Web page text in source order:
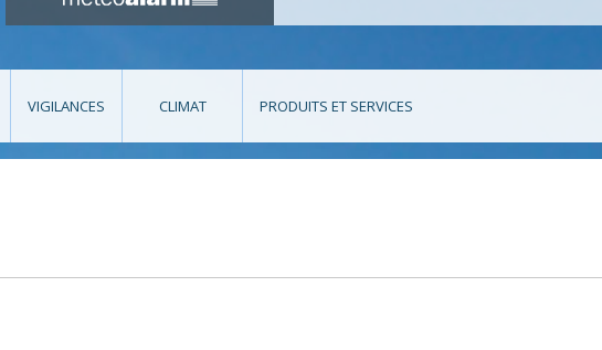
VIGILANCES CLIMAT PRODUITS ET SERVICES